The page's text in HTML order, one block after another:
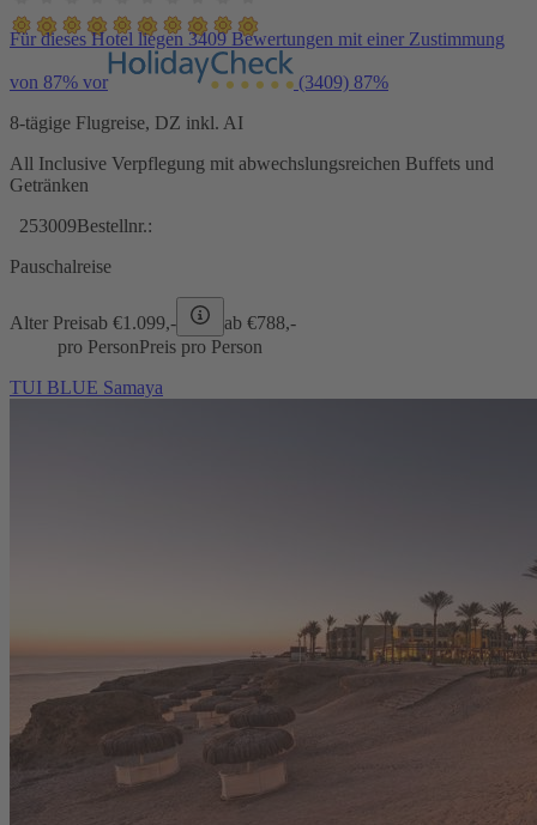
Für dieses Hotel liegen 3409 Bewertungen mit einer Zustimmung
von 87% vor (3409) 87%
8-tägige Flugreise, DZ inkl. AI
All Inclusive Verpflegung mit abwechslungsreichen Buffets und
Getränken
253009Bestellnr.:
Pauschalreise
Alter Preisab €1.099,- ab €788,-
pro PersonPreis pro Person
TUI BLUE Samaya